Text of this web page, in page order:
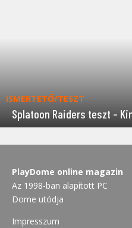
ISMERTETŐ/TESZT
Splatoon Raiders teszt –
PlayDome online magazin
Az 1998-ban alapított PC
Dome utódja
Impresszum